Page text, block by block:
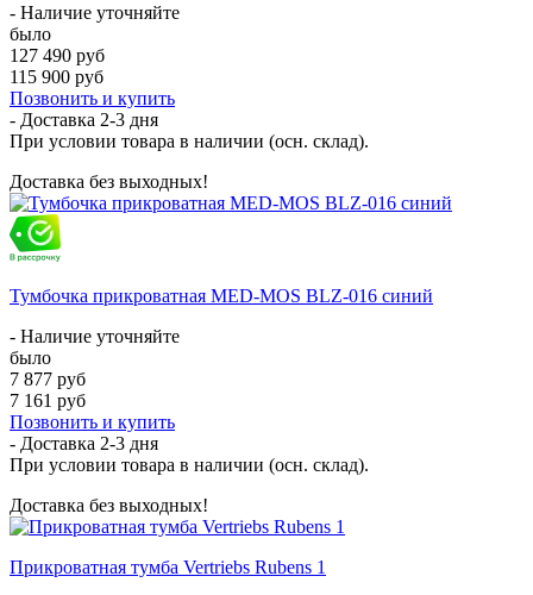
- Наличие уточняйте
было
127 490 руб
115 900 руб
Позвонить и купить
- Доставка 2-3 дня
При условии товара в наличии (осн. склад).
Доставка без выходных!
Тумбочка прикроватная MED-MOS BLZ-016 синий
- Наличие уточняйте
было
7 877 руб
7 161 руб
Позвонить и купить
- Доставка 2-3 дня
При условии товара в наличии (осн. склад).
Доставка без выходных!
Прикроватная тумба Vertriebs Rubens 1